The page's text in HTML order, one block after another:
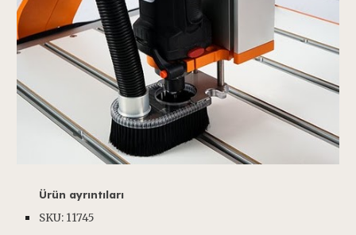
Ürün ayrıntıları
SKU: 11745